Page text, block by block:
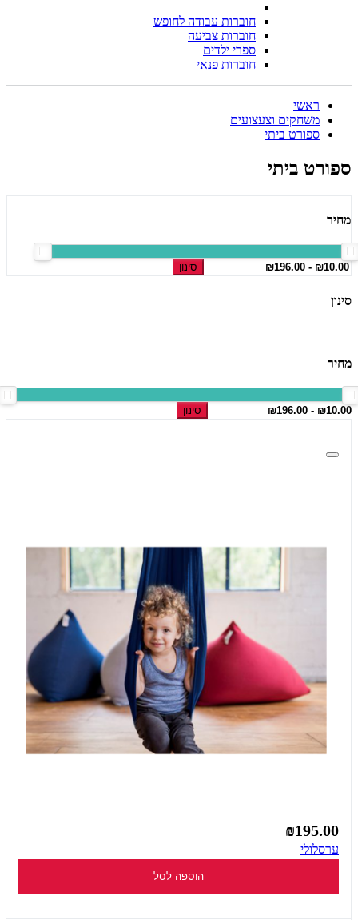
חוברות עבודה לחופש
חוברות צביעה
ספרי ילדים
חוברות פנאי
ראשי
משחקים וצעצועים
ספורט ביתי
ספורט ביתי
מחיר
סינון
סינון
מחיר
סינון
₪195.00
ערסלולי
הוספה לסל